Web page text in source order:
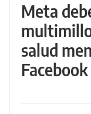
Meta
salud